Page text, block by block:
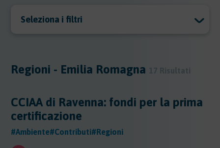
Seleziona i filtri
Altri Settori
Altri Settori
Regioni - Emilia Romagna 17 Risultati
CCIAA di Ravenna: fondi per la prima
certificazione
#Ambiente#Contributi#Regioni